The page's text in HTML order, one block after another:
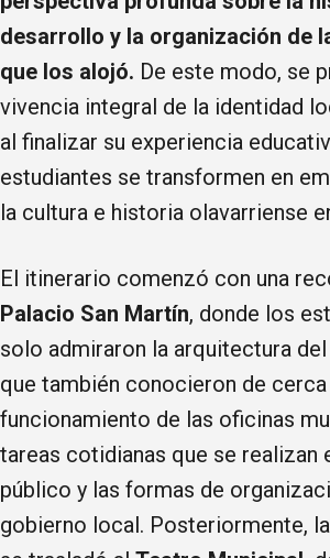
desarrollo y la organización de
que los alojó. De este modo, se
vivencia integral de la identidad
al finalizar su experiencia
estudiantes se transformen en
la cultura e historia olavarriense
El itinerario comenzó con una
Palacio San Martín, donde los
solo admiraron la arquitectura
que también conocieron de
funcionamiento de las oficinas
tareas cotidianas que se realizan
público y las formas de
gobierno local. Posteriormente,